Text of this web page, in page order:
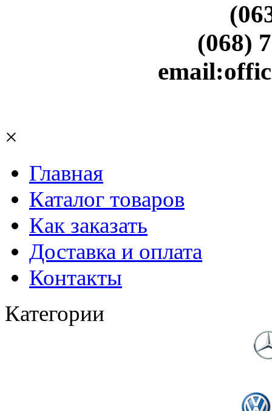
(068)
×
Главная
Каталог товаров
Как заказать
Доставка и оплата
Контакты
Категории